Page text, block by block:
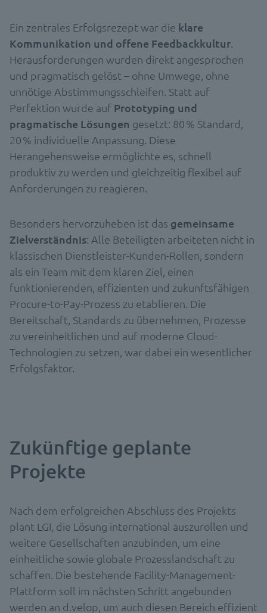
Ein zentrales Erfolgsrezept war die klare
Kommunikation und offene Feedbackkultur.
Herausforderungen wurden direkt angesprochen
und pragmatisch gelöst – ohne Umwege, ohne
unnötige Abstimmungsschleifen. Statt auf
Perfektion wurde auf Prototyping und
pragmatische Lösungen gesetzt: 80 % Standard,
20 % individuelle Anpassung. Diese
Herangehensweise ermöglichte es, schnell
produktiv zu werden und gleichzeitig flexibel auf
Anforderungen zu reagieren.
Besonders hervorzuheben ist das gemeinsame
Zielverständnis: Alle Beteiligten arbeiteten nicht in
klassischen Dienstleister-Kunden-Rollen, sondern
als ein Team mit dem klaren Ziel, einen
funktionierenden, effizienten und zukunftsfähigen
Procure-to-Pay-Prozess zu etablieren. Die
Bereitschaft, Standards zu übernehmen, Prozesse
zu vereinheitlichen und auf moderne Cloud-
Technologien zu setzen, war dabei ein wesentlicher
Erfolgsfaktor.
Zukünftige geplante
Projekte
Nach dem erfolgreichen Abschluss des Projekts
plant LGI, die Lösung international auszurollen und
weitere Gesellschaften anzubinden, um eine
einheitliche sowie globale Prozesslandschaft zu
schaffen. Die bestehende Facility-Management-
Plattform soll im nächsten Schritt angebunden
werden an d.velop, um auch diesen Bereich effizient